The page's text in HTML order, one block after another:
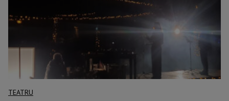
TEATRU